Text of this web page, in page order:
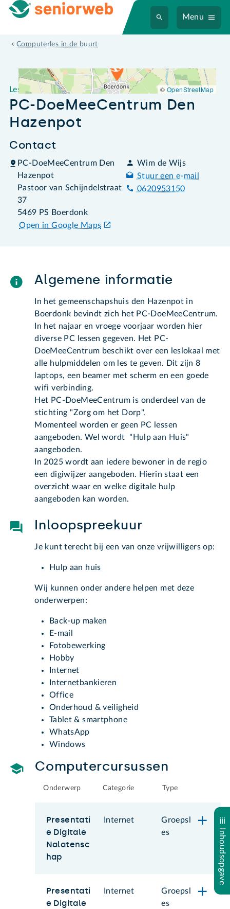
Menu
Computerles in de buurt
Leslocatie PC-DoeMeeCentrum Den Hazenpot
Leslocatie
PC-DoeMeeCentrum Den
Hazenpot
Contact
PC-DoeMeeCentrum Den
Hazenpot
Pastoor van Schijndelstraat
37
5469 PS Boerdonk
Open in Google Maps
Wim de Wijs
Stuur een e-mail
0620953150
©OpenStreetMap
Inhoudsopgave
Algemene informatie
In het gemeenschapshuis den Hazenpot in
Boerdonk bevindt zich het PC-DoeMeeCentrum.
In het najaar en vroege voorjaar worden hier
diverse PC lessen gegeven. Het PC-
DoeMeeCentrum beschikt over een leslokaal met
alle hulpmiddelen om les te geven. Dit zijn 8
laptops, een beamer met scherm en een goede
wifi verbinding.
Het PC-DoeMeeCentrum is onderdeel van de
stichting "Zorg om het Dorp".
Momenteel worden er geen PC lessen
aangeboden. Wel wordt "Hulp aan Huis"
aangeboden.
In 2025 wordt aan iedere bewoner in de regio
een digiwijzer aangeboden. Hierin staat een
overzicht waar en welke digitale hulp
aangeboden kan worden.
Inloopspreekuur
Je kunt terecht bij een van onze vrijwilligers op:
Hulp aan huis
Wij kunnen onder andere helpen met deze
onderwerpen:
Back-up maken
E-mail
Fotobewerking
Hobby
Internet
Internetbankieren
Office
Onderhoud & veiligheid
Tablet & smartphone
WhatsApp
Windows
Computercursussen
Onderwerp Categorie Type
Presentati
e Digitale
Nalatensc
hap
Internet
Groepsl
es
Presentati
e Digitale
Internet
Groepsl
es